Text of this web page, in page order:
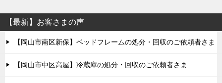
【最新】お客さまの声
【岡山市南区新保】ベッドフレームの処分・回収のご依頼者さま
【岡山市中区高屋】冷蔵庫の処分・回収のご依頼者さま